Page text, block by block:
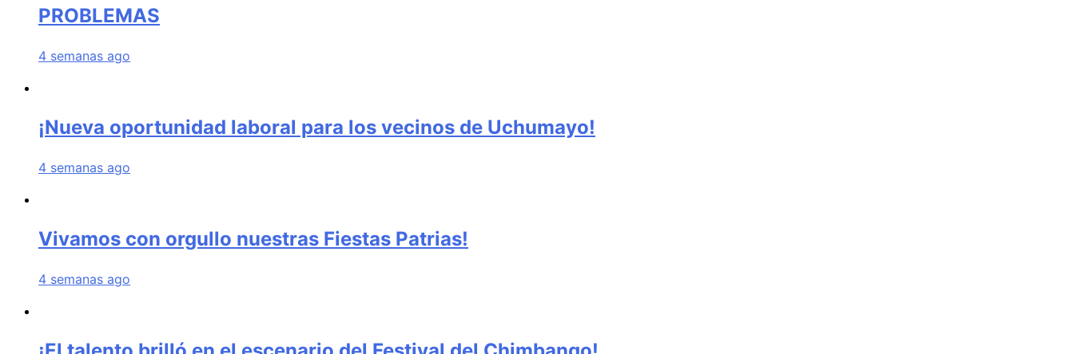
PROBLEMAS
4 semanas ago
¡Nueva oportunidad laboral para los vecinos de Uchumayo!
4 semanas ago
Vivamos con orgullo nuestras Fiestas Patrias!
4 semanas ago